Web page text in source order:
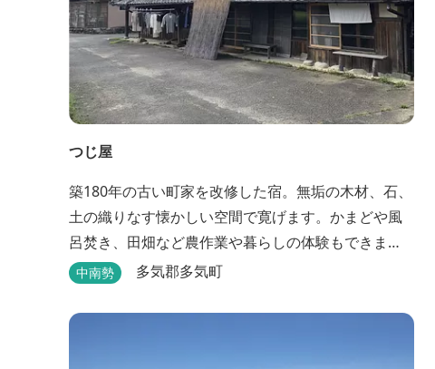
つじ屋
築180年の古い町家を改修した宿。無垢の木材、石、
土の織りなす懐かしい空間で寛げます。かまどや風
呂焚き、田畑など農作業や暮らしの体験もできま
す。
中南勢 多気郡多気町